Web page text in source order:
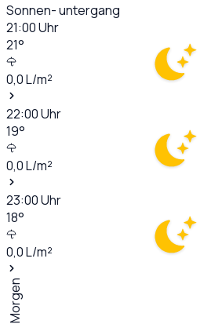
Sonnen- untergang
21:00Uhr
21°
0,0L/m²
22:00Uhr
19°
0,0L/m²
23:00Uhr
18°
0,0L/m²
Morgen